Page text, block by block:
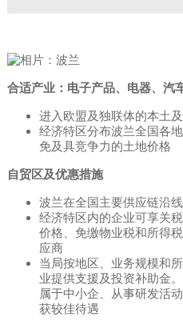
合适产业：电子产品、电器、汽
进入欧盟及独联体的本土
经济特区分布波兰全国各
免及具竞争力的土地价格
自贸区及优惠措施
波兰在全国主要供应链沿
经济特区内的企业可享关
价格、免缴物业税和所得
应商
当局按地区、业务规模和
业提供支援及投资补助金
属于中小企、从事研发活
获较佳待遇